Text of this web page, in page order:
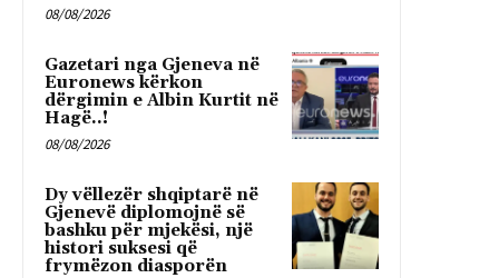
08/08/2026
Gazetari nga Gjeneva në
Euronews kërkon
dërgimin e Albin Kurtit në
Hagë..!
08/08/2026
Dy vëllezër shqiptarë në
Gjenevë diplomojnë së
bashku për mjekësi, një
histori suksesi që
frymëzon diasporën